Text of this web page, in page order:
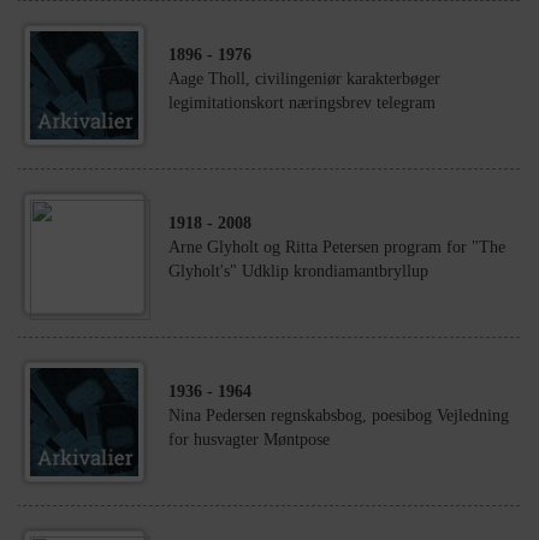
1896 - 1976
Aage Tholl, civilingeniør karakterbøger
legimitationskort næringsbrev telegram
1918 - 2008
Arne Glyholt og Ritta Petersen program for "The
Glyholt's" Udklip krondiamantbryllup
1936 - 1964
Nina Pedersen regnskabsbog, poesibog Vejledning
for husvagter Møntpose